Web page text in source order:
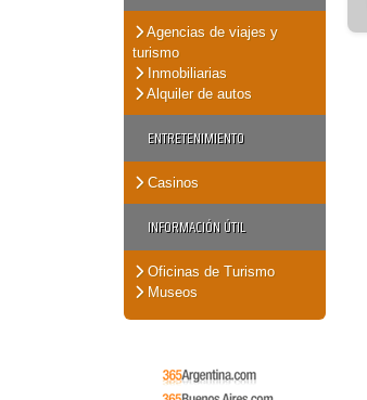
Agencias de viajes y
turismo
Inmobiliarias
Alquiler de autos
ENTRETENIMIENTO
Casinos
INFORMACIÓN ÚTIL
Oficinas de Turismo
Museos